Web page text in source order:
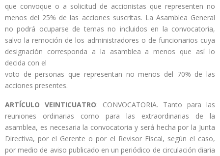
que convoque o a solicitud de accionistas que representen no
menos del 25% de las acciones suscritas. La Asamblea General
no podrá ocuparse de temas no incluidos en la convocatoria,
salvo la remoción de los administradores o de funcionarios cuya
designación corresponda a la asamblea a menos que así lo
decida con el
voto de personas que representan no menos del 70% de las
acciones presentes.
ARTÍCULO VEINTICUATRO: CONVOCATORIA. Tanto para las
reuniones ordinarias como para las extraordinarias de la
asamblea, es necesaria la convocatoria y será hecha por la Junta
Directiva, por el Gerente o por el Revisor Fiscal, según el caso,
por medio de aviso publicado en un periódico de circulación diaria